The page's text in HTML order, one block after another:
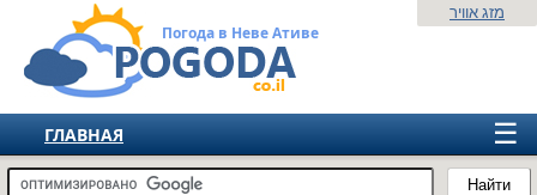
Погода в Неве Ативе
Найти
מזג אוויר
☰
ГЛАВНАЯ
ИЗРАИЛЬ